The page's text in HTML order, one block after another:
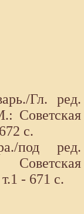
Гл. ред.
Советская
с.
под ред.
- 671 с.